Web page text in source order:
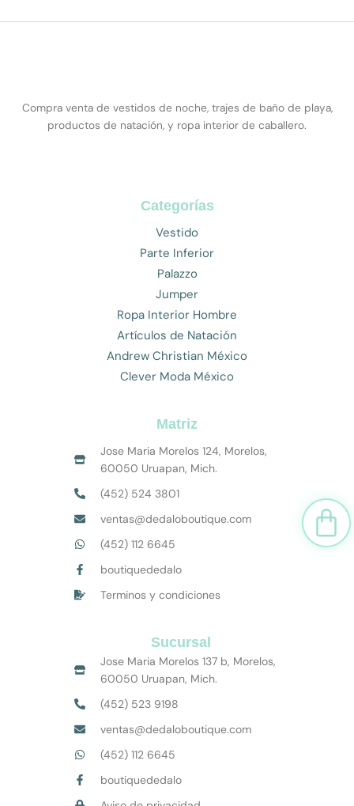
Compra venta de vestidos de noche, trajes de baño de playa,
productos de natación, y ropa interior de caballero.
Categorías
Vestido
Parte Inferior
Palazzo
Jumper
Ropa Interior Hombre
Artículos de Natación
Andrew Christian México
Clever Moda México
Matriz
Jose Maria Morelos 124, Morelos,
60050 Uruapan, Mich.
(452) 524 3801
ventas@dedaloboutique.com
(452) 112 6645
boutiquededalo
Terminos y condiciones
Sucursal
Jose Maria Morelos 137 b, Morelos,
60050 Uruapan, Mich.
(452) 523 9198
ventas@dedaloboutique.com
(452) 112 6645
boutiquededalo